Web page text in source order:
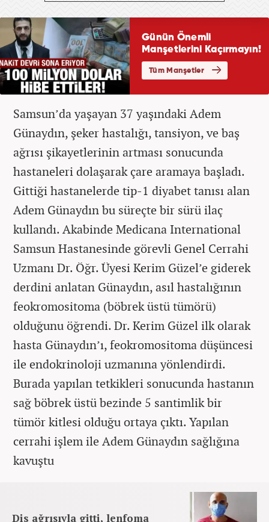
Samsun’da yaşayan 37 yaşındaki Adem
Günaydın, şeker hastalığı, tansiyon, ve baş
ağrısı şikayetlerinin artması sonucunda
hastaneleri dolaşarak çare aramaya başladı.
Gittiği hastanelerde tip-1 diyabet tanısı alan
Adem Günaydın bu süreçte bir sürü ilaç
kullandı. Akabinde Medicana International
Samsun Hastanesinde görevli Genel Cerrahi
Uzmanı Dr. Öğr. Üyesi Kerim Güzel’e giderek
derdini anlatan Günaydın, asıl hastalığının
feokromositoma (böbrek üstü tümörü)
olduğunu öğrendi. Dr. Kerim Güzel ilk olarak
hasta Günaydın’ı, feokromositoma düşüncesi
ile endokrinoloji uzmanına yönlendirdi.
Burada yapılan tetkikleri sonucunda hastanın
sağ böbrek üstü bezinde 5 santimlik bir
tümör kitlesi olduğu ortaya çıktı. Yapılan
cerrahi işlem ile Adem Günaydın sağlığına
kavuştu
Diş ağrısıyla gitti, lenfoma